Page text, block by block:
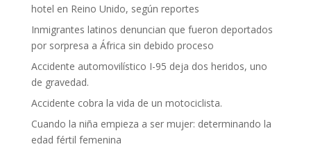
hotel en Reino Unido, según reportes
Inmigrantes latinos denuncian que fueron deportados
por sorpresa a África sin debido proceso
Accidente automovilístico I-95 deja dos heridos, uno
de gravedad.
Accidente cobra la vida de un motociclista.
Cuando la niña empieza a ser mujer: determinando la
edad fértil femenina